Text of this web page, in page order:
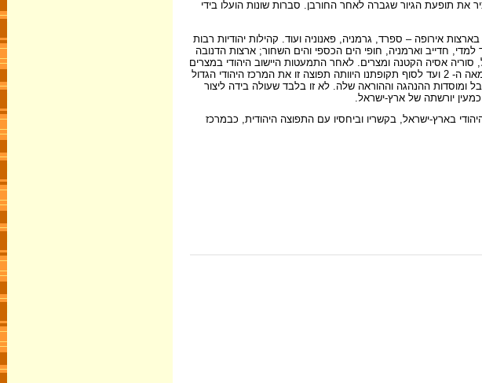
את תופעת הגיור שגברה לאחר החורבן. סברות שונות הועלו בידי
אירופה – ספרד, גרמניה, פאנוניה ועוד. קהילות יהודיות רבות
חדייב וארמניה, חופי הים הכספי והים השחור; ארצות הדנובה
סוריה אסיה הקטנה ומצרים. לאחר התמעטות היישוב היהודי במצרים
כתוצאה ממרד היהודים בימי טריאנוס (בשנים 117-115), בולט ביותר מקומה של התפוצה היהודית הגדולה בבבל. ממחצית המאה ה- 2 ועד לסוף תקופתנו היוותה תפוצה זו את המרכז היהודי הגדול
ומוסדות ההנהגה וההוראה שלה. לא זו בלבד שעולה בידה ליצור
יורשתה של ארץ-ישראל.
לסופה של המאה ה- 4, ובמידה מסויימת אף במאה ה- 5 וה- 6, יש לדון ביישוב היהודי בארץ-ישראל, בקשריו וביחסיו עם התפוצה היהודית, כבמרכז